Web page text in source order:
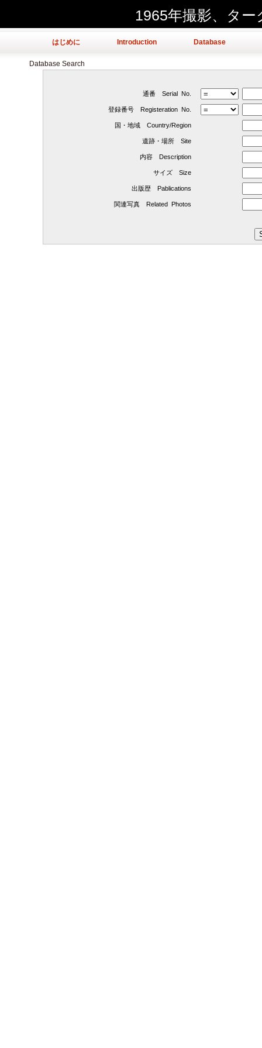
1965年撮影、タ
はじめに Introduction Database
Database Search
通番 Serial No.
登録番号 Registeration No.
国・地域 Country/Region
遺跡・場所 Site
内容 Description
サイズ Size
出版歴 Pablications
関連写真 Related Photos